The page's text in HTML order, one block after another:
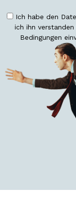
Ich habe den
ich ihn
Bedingungen